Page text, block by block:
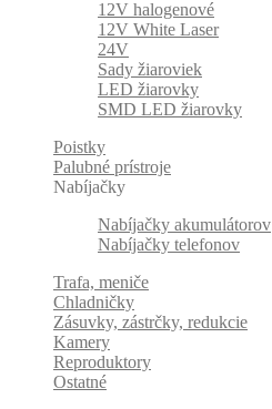
12V halogenové
12V White Laser
24V
Sady žiaroviek
LED žiarovky
SMD LED žiarovky
Poistky
Palubné prístroje
Nabíjačky
Nabíjačky akumulátorov
Nabíjačky telefonov
Trafa, meniče
Chladničky
Zásuvky, zástrčky, redukcie
Kamery
Reproduktory
Ostatné